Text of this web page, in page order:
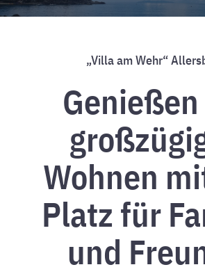
„Villa am Wehr“
Genießen
Wohnen
Platz für
und